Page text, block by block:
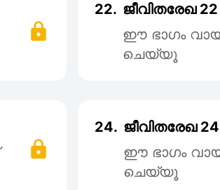
22. ജീവിതരേഖ
ഈ ഭാഗം
ചെയ്യൂ
24. ജീവിതരേഖ
ഈ ഭാഗം
ചെയ്യൂ